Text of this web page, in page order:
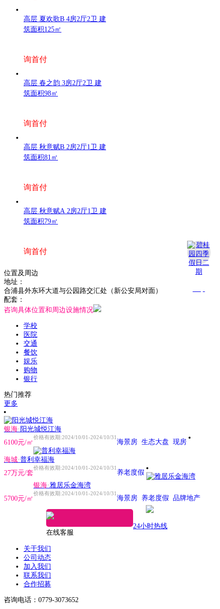
高层 夏欢歌B 4房2厅2卫 建
筑面积125㎡
询首付
高层 春之韵 3房2厅2卫 建
筑面积98㎡
询首付
高层 秋意赋B 2房2厅1卫 建
筑面积81㎡
询首付
高层 秋意赋A 2房2厅1卫 建
筑面积79㎡
询首付
位置及周边
地址：
合浦县外东环大道与公园路交汇处（新公安局对面）
配套：
咨询具体位置和周边设施情况
学校
医院
交通
餐饮
娱乐
购物
银行
热门推荐
更多
银海· 阳光城悦江海
6100元/㎡
价格有效期:2024/10/01-2024/10/31
海景房 生态大盘 现房
海城·普利幸福海
27万元/套
价格有效期:2024/10/01-2024/10/31
养老度假
银海·雅居乐金海湾
5700元/㎡
价格有效期:2024/10/01-2024/10/31
海景房 养老度假 品牌地产
在线客服
24小时热线
关于我们
公司动态
加入我们
联系我们
合作招募
咨询电话：0779-3073652